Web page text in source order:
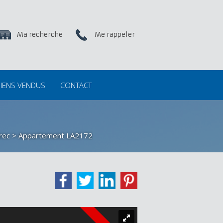
Me rappeler
Ma recherche
VENDUS CONTACT
> Appartement LA2172